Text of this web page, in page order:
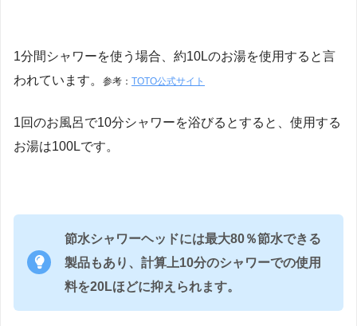
1分間シャワーを使う場合、約10Lのお湯を使用すると言
われています。
参考： TOTO公式サイト
1回のお風呂で10分シャワーを浴びるとすると、使用する
お湯は100Lです。
節水シャワーヘッドには最大80％節水できる
製品もあり、計算上10分のシャワーでの使用
料を20Lほどに抑えられます。